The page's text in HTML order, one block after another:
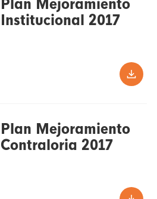
Plan Mejoramiento
Institucional 2017
Plan Mejoramiento
Contraloria 2017